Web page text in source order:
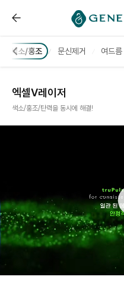
엑셀V레이저 :: 연신내피부과
/색소/홍조 문신제거 여드름
엑셀V레이저
색소/홍조/탄력을 동시에 해결!